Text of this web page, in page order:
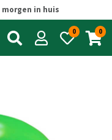
morgen in huis
0 0